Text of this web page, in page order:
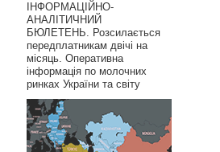
ІНФОРМАЦІЙНО-
АНАЛІТИЧНИЙ
БЮЛЕТЕНЬ. Розсилається
передплатникам двічі на
місяць. Оперативна
інформація по молочних
ринках України та світу